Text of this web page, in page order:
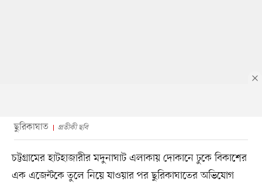
ছুরিকাঘাত প্রতীকী ছবি
চট্টগ্রামের হাটহাজারীর মদুনাঘাট এলাকায় দোকানে ঢুকে বিকাশের
এক এজেন্টকে তুলে নিয়ে যাওয়ার পর ছুরিকাঘাতের অভিযোগ